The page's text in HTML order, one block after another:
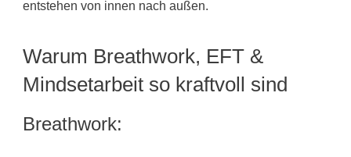
entstehen von innen nach außen.
Warum Breathwork, EFT &
Mindsetarbeit so kraftvoll sind
Breathwork: